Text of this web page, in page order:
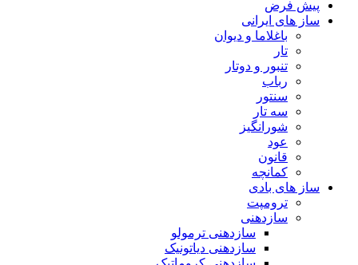
پیش فرض
ساز های ایرانی
باغلاما و دیوان
تار
تنبور و دوتار
رباب
سنتور
سه تار
شورانگیز
عود
قانون
کمانچه
ساز های بادی
ترومپت
سازدهنی
سازدهنی ترمولو
سازدهنی دیاتونیک